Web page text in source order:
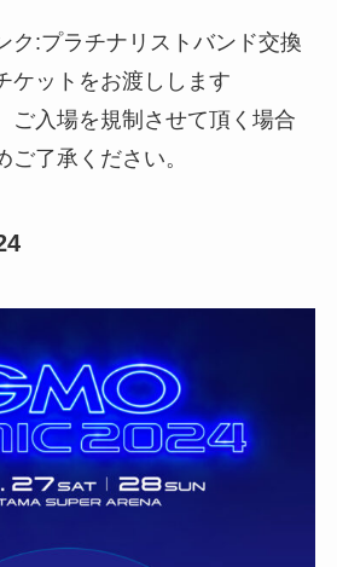
ク:プラチナリストバンド交換
ケットをお渡しします
ご入場を規制させて頂く場合
了承ください。